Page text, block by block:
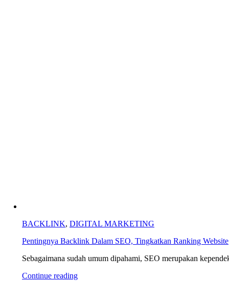
BACKLINK, DIGITAL MARKETING
Pentingnya Backlink Dalam SEO, Tingkatkan Ranking Website
Sebagaimana sudah umum dipahami, SEO merupakan
Continue reading